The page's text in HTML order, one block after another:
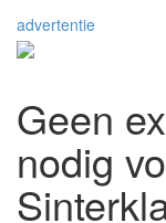
advertentie
Geen
nodig